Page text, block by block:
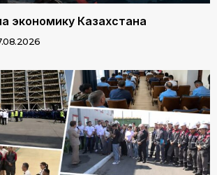
экономику Казахстана